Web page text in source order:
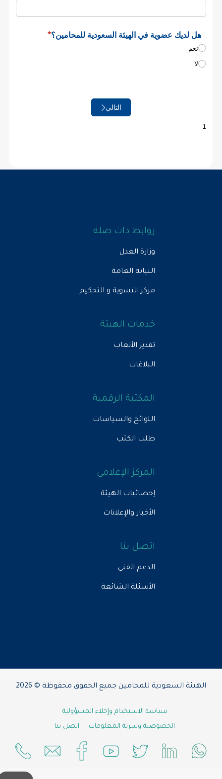
هل لديك عضوية في الهيئة السعودية للمحامين؟*
(required)
نعم
لا
التالي
روابط ذات صلة
وزارة العدل
النيابة العامة
مركز التسوية و التحكيم
خدمات الهيئة
تقدير الأتعاب
البلاغات
المكتبة الرقمية
اللوائح والسياسات
طلب الكتب
المركز الإعلامي
إحصائيات الهيئة
الأخبار والإعلانات
اتصل بنا
الدعم الفني
الأسئلة الشائعة
الهيئة السعودية للمحامين جميع الحقوق محفوظة © 2026
سياسة الاستخدام وإخلاء المسؤولية
الخصوصية وسرية المعلومات
اتصل بنا